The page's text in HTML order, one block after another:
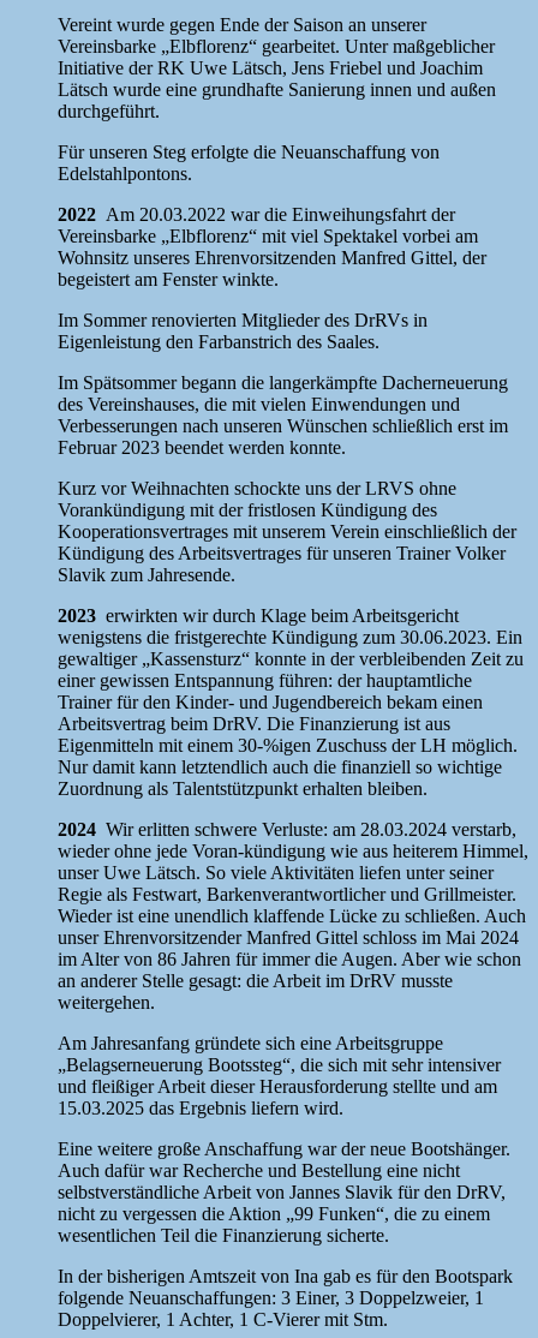
Vereint wurde gegen Ende der Saison an unserer
Vereinsbarke „Elbflorenz“ gearbeitet. Unter maßgeblicher
Initiative der RK Uwe Lätsch, Jens Friebel und Joachim
Lätsch wurde eine grundhafte Sanierung innen und außen
durchgeführt.
Für unseren Steg erfolgte die Neuanschaffung von
Edelstahlpontons.
2022 Am 20.03.2022 war die Einweihungsfahrt der
Vereinsbarke „Elbflorenz“ mit viel Spektakel vorbei am
Wohnsitz unseres Ehrenvorsitzenden Manfred Gittel, der
begeistert am Fenster winkte.
Im Sommer renovierten Mitglieder des DrRVs in
Eigenleistung den Farbanstrich des Saales.
Im Spätsommer begann die langerkämpfte Dacherneuerung
des Vereinshauses, die mit vielen Einwendungen und
Verbesserungen nach unseren Wünschen schließlich erst im
Februar 2023 beendet werden konnte.
Kurz vor Weihnachten schockte uns der LRVS ohne
Vorankündigung mit der fristlosen Kündigung des
Kooperationsvertrages mit unserem Verein einschließlich der
Kündigung des Arbeitsvertrages für unseren Trainer Volker
Slavik zum Jahresende.
2023 erwirkten wir durch Klage beim Arbeitsgericht
wenigstens die fristgerechte Kündigung zum 30.06.2023. Ein
gewaltiger „Kassensturz“ konnte in der verbleibenden Zeit zu
einer gewissen Entspannung führen: der hauptamtliche
Trainer für den Kinder- und Jugendbereich bekam einen
Arbeitsvertrag beim DrRV. Die Finanzierung ist aus
Eigenmitteln mit einem 30-%igen Zuschuss der LH möglich.
Nur damit kann letztendlich auch die finanziell so wichtige
Zuordnung als Talentstützpunkt erhalten bleiben.
2024 Wir erlitten schwere Verluste: am 28.03.2024 verstarb,
wieder ohne jede Voran-kündigung wie aus heiterem Himmel,
unser Uwe Lätsch. So viele Aktivitäten liefen unter seiner
Regie als Festwart, Barkenverantwortlicher und Grillmeister.
Wieder ist eine unendlich klaffende Lücke zu schließen. Auch
unser Ehrenvorsitzender Manfred Gittel schloss im Mai 2024
im Alter von 86 Jahren für immer die Augen. Aber wie schon
an anderer Stelle gesagt: die Arbeit im DrRV musste
weitergehen.
Am Jahresanfang gründete sich eine Arbeitsgruppe
„Belagserneuerung Bootssteg“, die sich mit sehr intensiver
und fleißiger Arbeit dieser Herausforderung stellte und am
15.03.2025 das Ergebnis liefern wird.
Eine weitere große Anschaffung war der neue Bootshänger.
Auch dafür war Recherche und Bestellung eine nicht
selbstverständliche Arbeit von Jannes Slavik für den DrRV,
nicht zu vergessen die Aktion „99 Funken“, die zu einem
wesentlichen Teil die Finanzierung sicherte.
In der bisherigen Amtszeit von Ina gab es für den Bootspark
folgende Neuanschaffungen: 3 Einer, 3 Doppelzweier, 1
Doppelvierer, 1 Achter, 1 C-Vierer mit Stm.